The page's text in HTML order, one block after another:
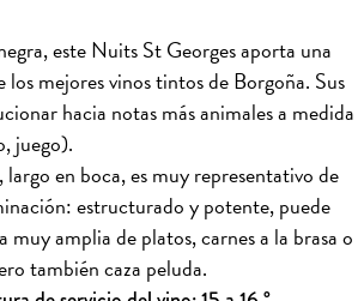
este Nuits St Georges aporta una
mejores vinos tintos de Borgoña. Sus
hacia notas más animales a medida
juego).
en boca, es muy representativo de
estructurado y potente, puede
muy amplia de platos, carnes a la brasa o
también caza peluda.